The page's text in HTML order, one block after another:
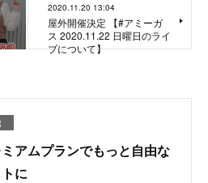
2020.11.20 13:04
屋外開催決定 【#アミーガ
ス 2020.11.22 日曜日のライ
ブについて】
アムプランでもっと自由な
に